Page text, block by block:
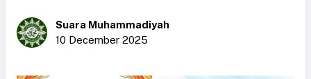
Suara Muhammadiyah
10 December 2025